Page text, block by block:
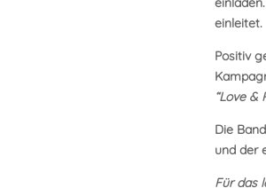
einleitet.
Positiv
“Love &
Die
und der
Für das